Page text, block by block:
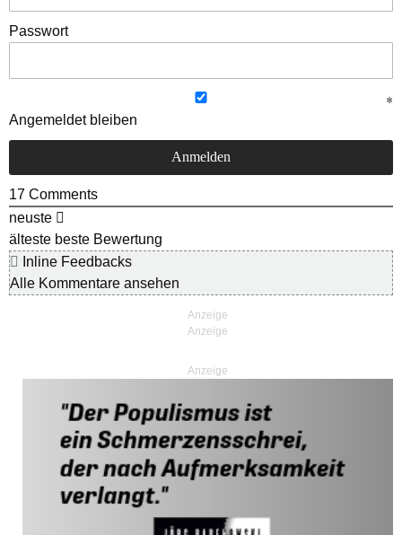
Passwort
Angemeldet bleiben
17 Comments
neuste
älteste beste Bewertung
Inline Feedbacks
Alle Kommentare ansehen
Anzeige